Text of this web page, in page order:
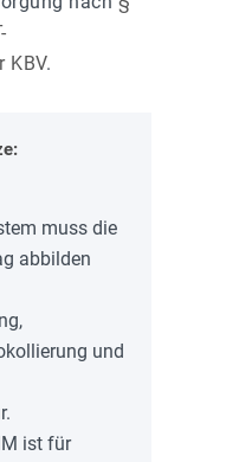
KBV.
muss die
abbilden
und
ist für